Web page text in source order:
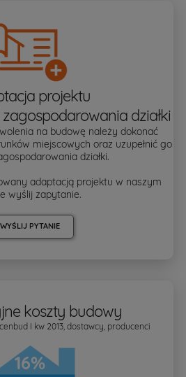
projektu
działki
na budowę należy dokonać
miejscowych oraz uzupełnić go
działki.
adaptacją projektu w naszym
wyślij zapytanie.
WYŚLIJ PYTANIE
koszty budowy
I kw 2013, dostawcy, producenci
16%